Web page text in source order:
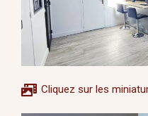
Cliquez sur les